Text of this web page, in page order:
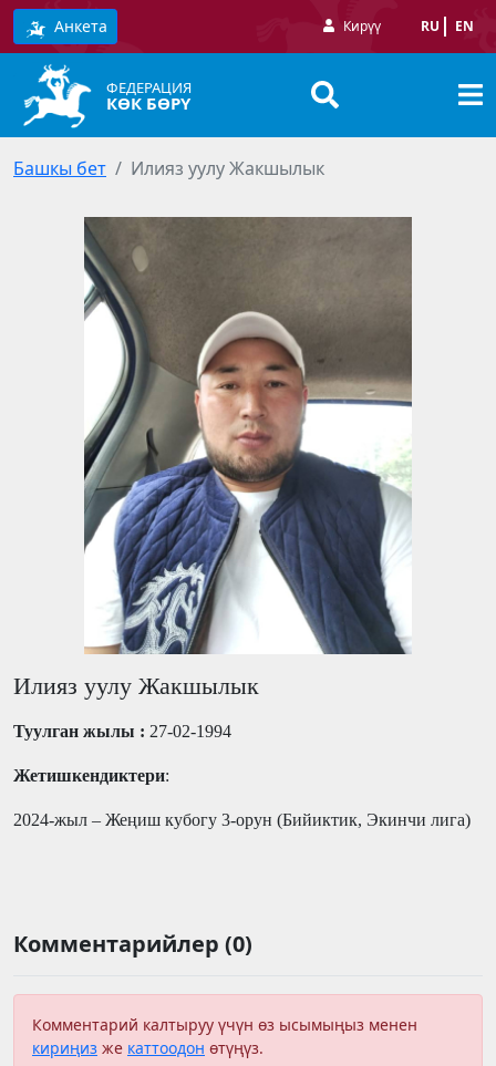
Анкета Кирүү RU EN
ФЕДЕРАЦИЯ
КӨК БӨРҮ
Башкы бет Илияз уулу Жакшылык
Илияз уулу Жакшылык
Туулган жылы : 27-02-1994
Жетишкендиктери:
2024-жыл – Жеңиш кубогу 3-орун (Бийиктик, Экинчи лига)
Комментарийлер (0)
Комментарий калтыруу үчүн өз ысымыңыз менен
кириңиз же каттоодон өтүңүз.